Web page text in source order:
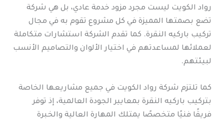
رواد الكويت ليست مجرد مزود خدمة عادي، بل هي شركة
تضع بصمتها المميزة في كل مشروع تقوم به في مجال
تركيب باركيه النقرة. كما تقدم الشركة استشارات متكاملة
لعملائها لمساعدتهم في اختيار الألوان والتصاميم الأنسب
لبيئتهم.
كما تلتزم شركة رواد الكويت في جميع مشاريعها الخاصة
بتركيب باركيه النقرة بمعايير الجودة العالمية، إذ توفر
فريقًا فنيًا متخصصًا يمتلك المهارة العالية والخبرة